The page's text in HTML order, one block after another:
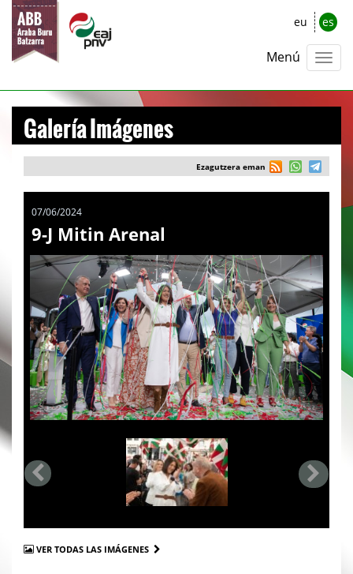
eu es
Menú
Galería Imágenes
Ezagutzera eman
07/06/2024
9-J Mitin Arenal
VER TODAS LAS IMÁGENES